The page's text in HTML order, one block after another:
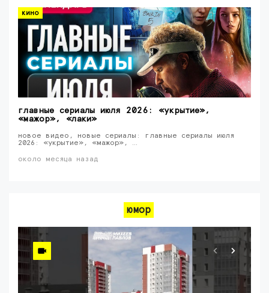
кино
главные сериалы июля 2026: «укрытие»,
«мажор», «лаки»
новое видео, новые сериалы: главные сериалы июля
2026: «укрытие», «мажор», …
около месяца назад
юмор